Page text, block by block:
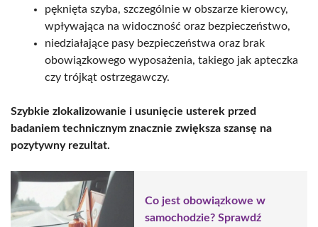
pęknięta szyba, szczególnie w obszarze kierowcy,
wpływająca na widoczność oraz bezpieczeństwo,
niedziałające pasy bezpieczeństwa oraz brak
obowiązkowego wyposażenia, takiego jak apteczka
czy trójkąt ostrzegawczy.
Szybkie zlokalizowanie i usunięcie usterek przed
badaniem technicznym znacznie zwiększa szansę na
pozytywny rezultat.
Co jest obowiązkowe w
samochodzie? Sprawdź